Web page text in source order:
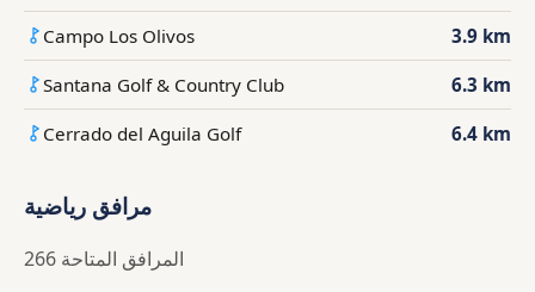
Campo Los Olivos 3.9 km
Santana Golf & Country Club 6.3 km
Cerrado del Aguila Golf 6.4 km
مرافق رياضية
266 المرافق المتاحة